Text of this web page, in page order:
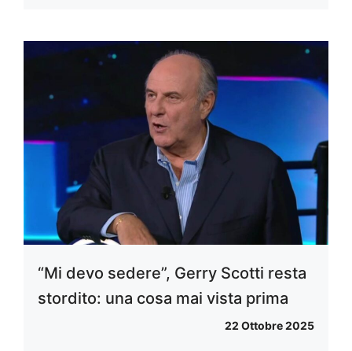
“Mi devo sedere”, Gerry Scotti resta
stordito: una cosa mai vista prima
22 Ottobre 2025